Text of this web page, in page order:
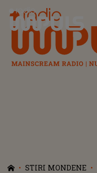
Radio Impuls
STIRI MONDENE